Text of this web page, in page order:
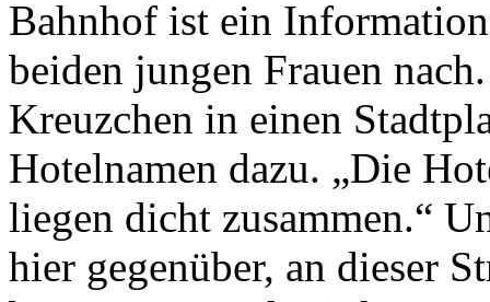
Bahnhof ist ein
beiden jungen Frauen
Kreuzchen in einen
Hotelnamen dazu. „Die
liegen dicht zusammen.“
hier gegenüber, an dieser